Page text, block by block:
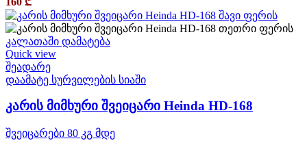
კალათაში დამატება
Quick view
შეადარე
დაამატე სურვილების სიაში
კარის მიმხური შვეიცარი Heinda HD-168
შვეიცარები 80 კგ მდე